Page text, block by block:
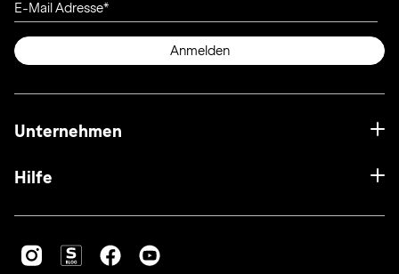
E-Mail Adresse
Anmelden
Unternehmen
Hilfe